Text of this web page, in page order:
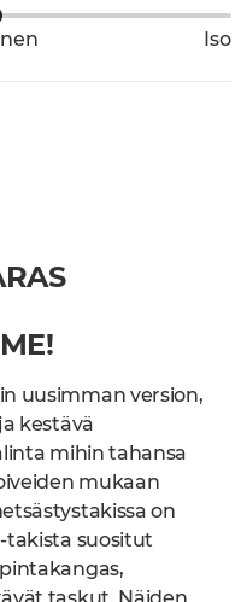
Iso
uusimman version,
kestävä
mihin tahansa
mukaan
on
takista suositut
taskut. Näiden